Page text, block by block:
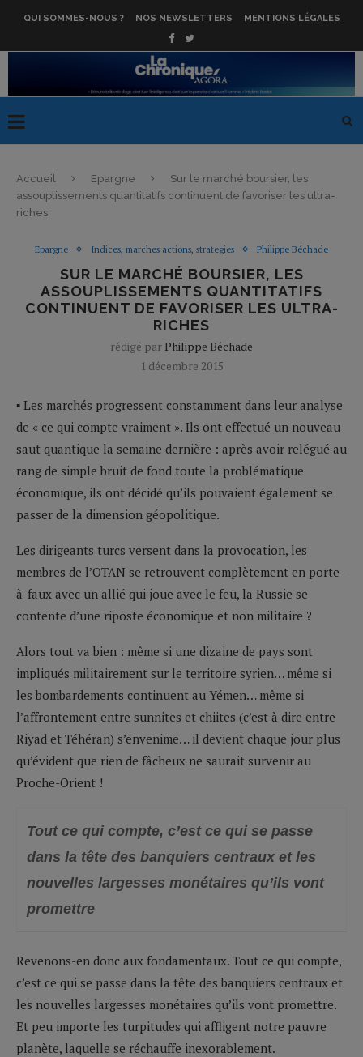
QUI SOMMES-NOUS ? NOS NEWSLETTERS MENTIONS LÉGALES
Accueil Epargne
Sur le marché boursier, les
assouplissements quantitatifs continuent de favoriser les ultra-
riches
Epargne Indices, marches actions, strategies Philippe Béchade
SUR LE MARCHÉ BOURSIER, LES
ASSOUPLISSEMENTS QUANTITATIFS
CONTINUENT DE FAVORISER LES ULTRA-
RICHES
rédigé par Philippe Béchade
1 décembre 2015
▪ Les marchés progressent constamment dans leur analyse
de « ce qui compte vraiment ». Ils ont effectué un nouveau
saut quantique la semaine dernière : après avoir relégué au
rang de simple bruit de fond toute la problématique
économique, ils ont décidé qu’ils pouvaient également se
passer de la dimension géopolitique.
Les dirigeants turcs versent dans la provocation, les
membres de l’OTAN se retrouvent complètement en porte-
à-faux avec un allié qui joue avec le feu, la Russie se
contente d’une riposte économique et non militaire ?
Alors tout va bien : même si une dizaine de pays sont
impliqués militairement sur le territoire syrien… même si
les bombardements continuent au Yémen… même si
l’affrontement entre sunnites et chiites (c’est à dire entre
Riyad et Téhéran) s’envenime… il devient chaque jour plus
qu’évident que rien de fâcheux ne saurait survenir au
Proche-Orient !
Tout ce qui compte, c’est ce qui se passe
dans la tête des banquiers centraux et les
nouvelles largesses monétaires qu’ils vont
promettre
Revenons-en donc aux fondamentaux. Tout ce qui compte,
c’est ce qui se passe dans la tête des banquiers centraux et
les nouvelles largesses monétaires qu’ils vont promettre.
Et peu importe les turpitudes qui affligent notre pauvre
planète, laquelle se réchauffe inexorablement.